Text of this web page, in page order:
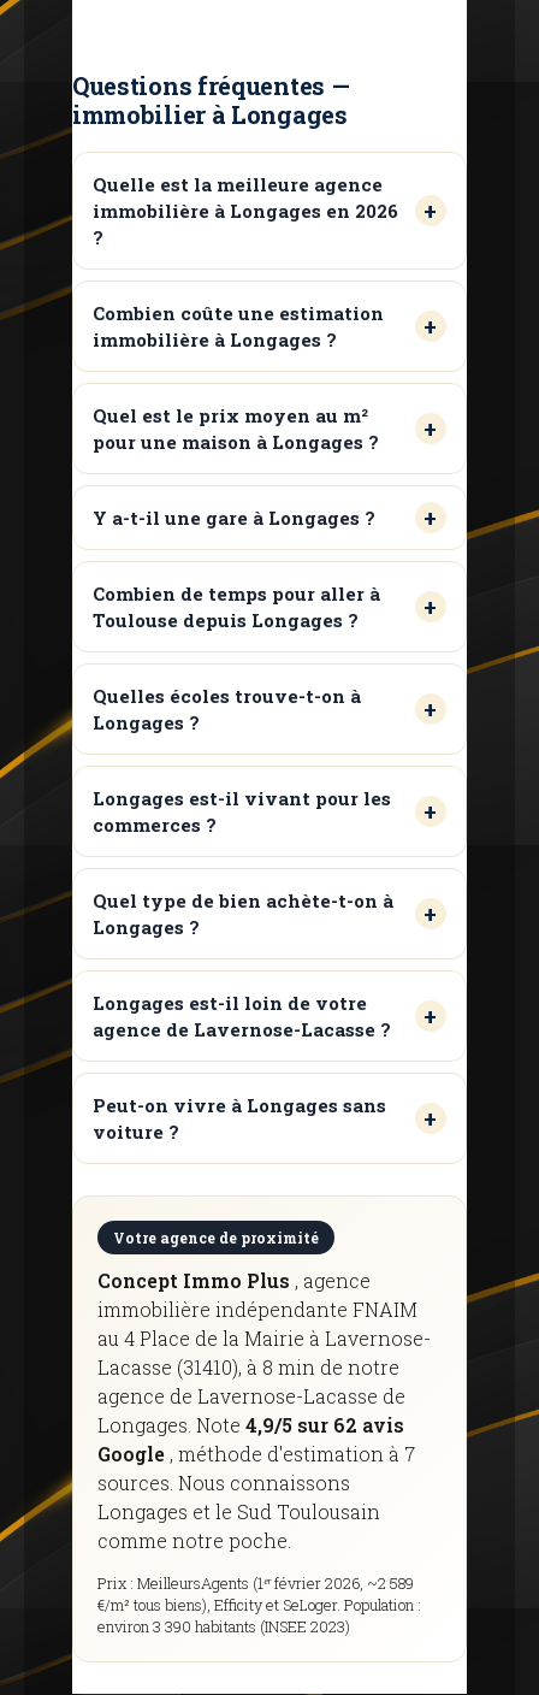
Questions fréquentes —
immobilier à Longages
Quelle est la meilleure agence
immobilière à Longages en 2026
?
Combien coûte une estimation
immobilière à Longages ?
Quel est le prix moyen au m²
pour une maison à Longages ?
Y a-t-il une gare à Longages ?
Combien de temps pour aller à
Toulouse depuis Longages ?
Quelles écoles trouve-t-on à
Longages ?
Longages est-il vivant pour les
commerces ?
Quel type de bien achète-t-on à
Longages ?
Longages est-il loin de votre
agence de Lavernose-Lacasse ?
Peut-on vivre à Longages sans
voiture ?
Votre agence de proximité
Concept Immo Plus , agence
immobilière indépendante FNAIM
au 4 Place de la Mairie à Lavernose-
Lacasse (31410), à 8 min de notre
agence de Lavernose-Lacasse de
Longages. Note 4,9/5 sur 62 avis
Google , méthode d'estimation à 7
sources. Nous connaissons
Longages et le Sud Toulousain
comme notre poche.
Prix ​​: MeilleursAgents (1ᵉʳ février 2026, ~2 589
€/m² tous biens), Efficity et SeLoger. Population :
environ 3 390 habitants (INSEE 2023)